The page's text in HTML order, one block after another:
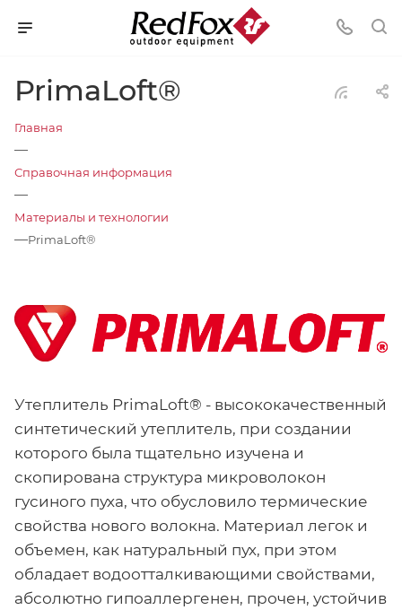
PrimaLoft®
Главная
—
Справочная информация
—
Материалы и технологии
—PrimaLoft®
Утеплитель PrimaLoft® - высококачественный
синтетический утеплитель, при создании
которого была тщательно изучена и
скопирована структура микроволокон
гусиного пуха, что обусловило термические
свойства нового волокна. Материал легок и
объемен, как натуральный пух, при этом
обладает водоотталкивающими свойствами,
абсолютно гипоаллергенен, прочен, устойчив